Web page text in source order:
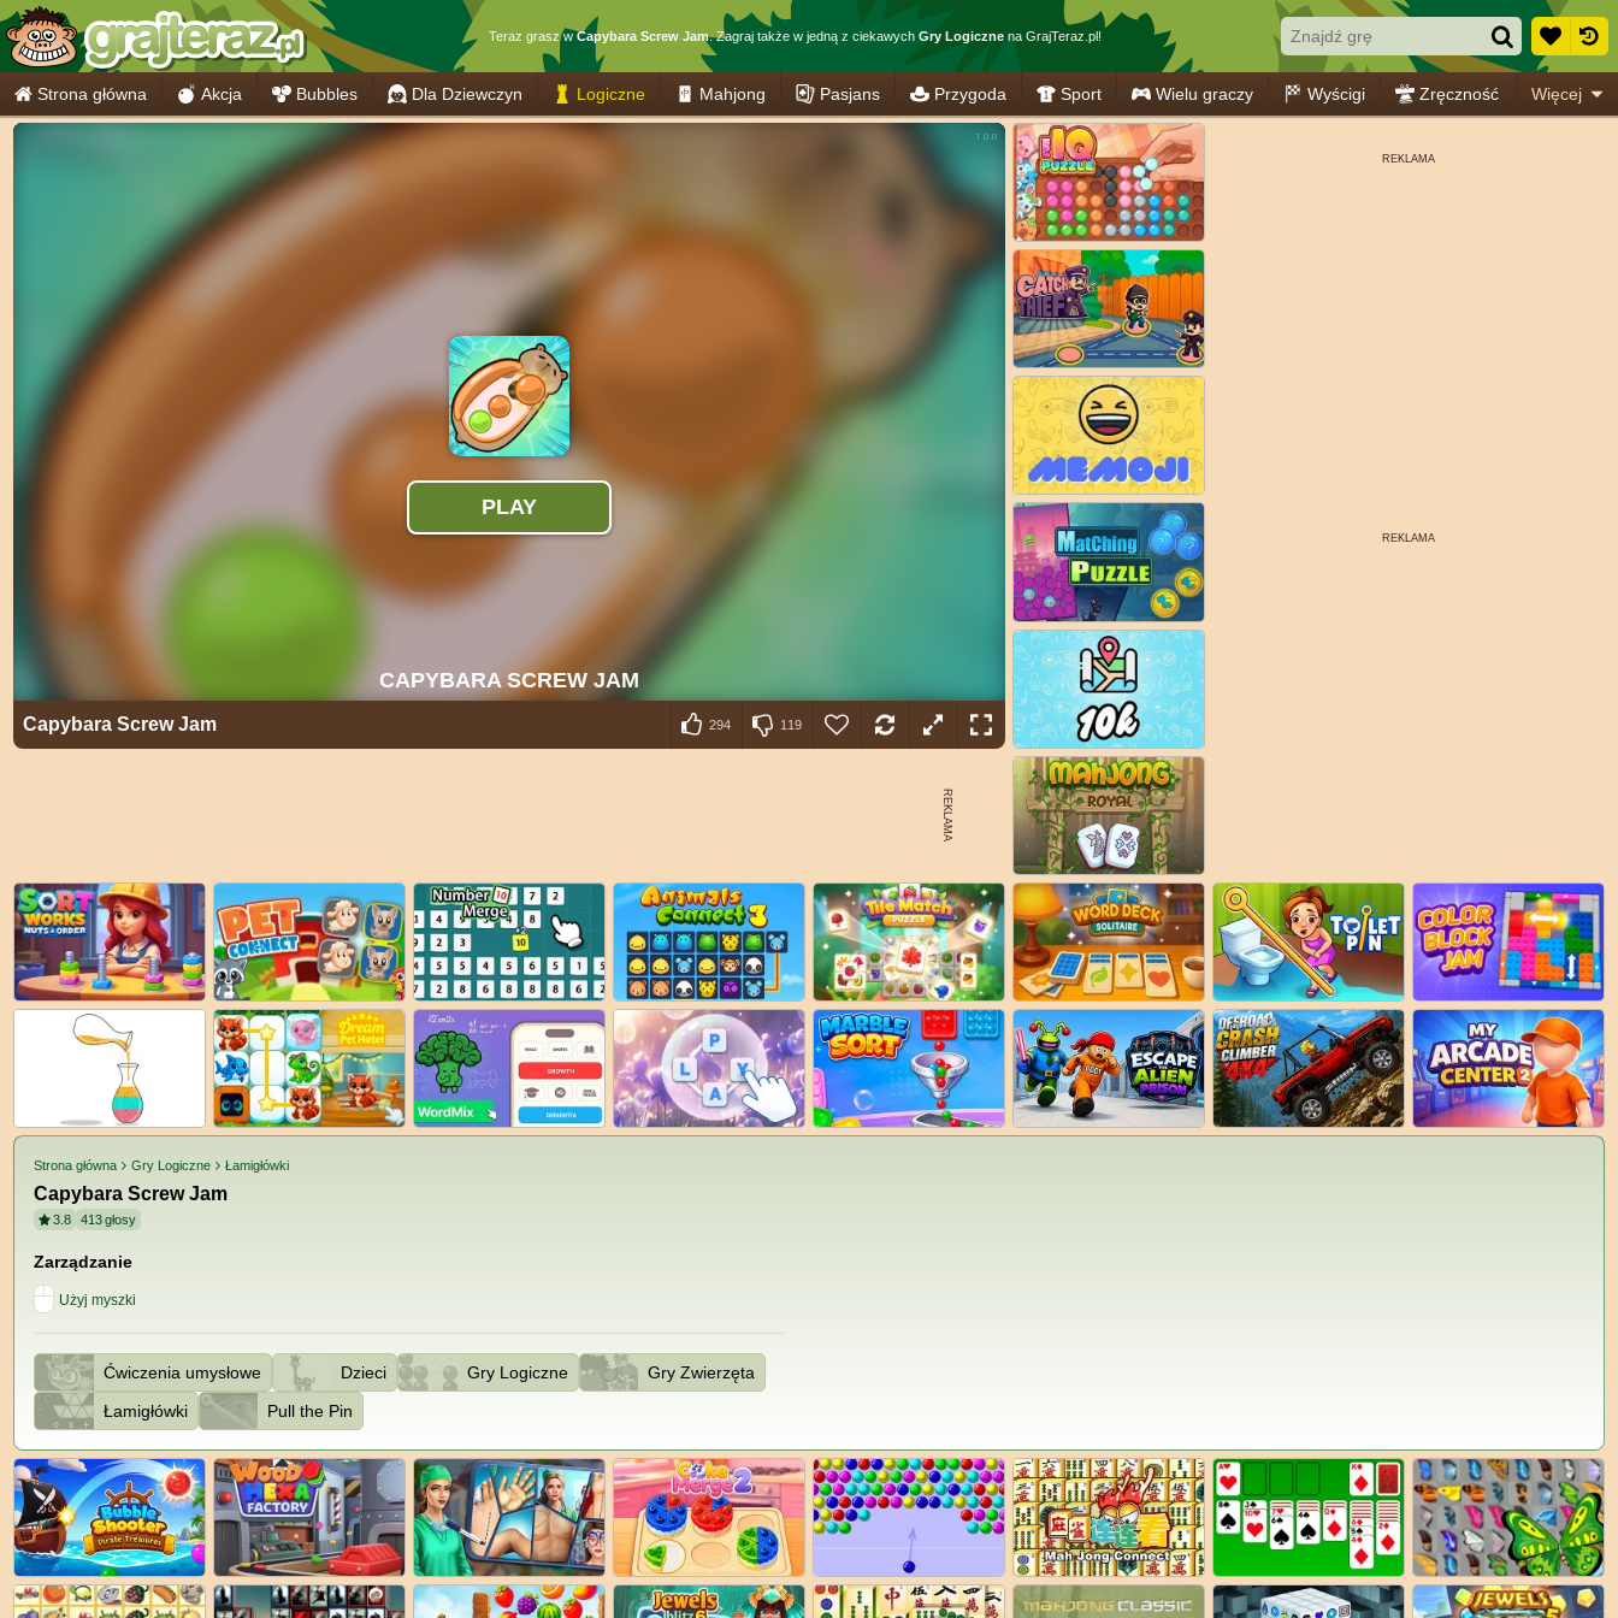
Teraz grasz wCapybara Screw Jam. Zagraj także w jedną z ciekawych Gry Logiczne na GrajTeraz.pl!
Strona główna Akcja Bubbles Dla Dziewczyn Logiczne Mahjong Pasjans Przygoda Sport Wielu graczy Wyścigi Zręczność Więcej
Capybara Screw Jam 294 119
Strona główna Gry Logiczne Łamigłówki
Capybara Screw Jam
3.8 413głosy
Zarządzanie
Użyj myszki
Ćwiczenia umysłowe Dzieci Gry Logiczne
Gry Zwierzęta
Łamigłówki
Pull the Pin